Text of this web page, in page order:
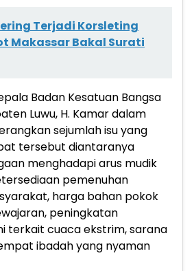
Terjadi Korsleting
Makassar Bakal Surati
Badan Kesatuan Bangsa
Luwu, H. Kamar dalam
sejumlah isu yang
tersebut diantaranya
menghadapi arus mudik
pemenuhan
harga bahan pokok
peningkatan
terkait cuaca ekstrim, sarana
ibadah yang nyaman